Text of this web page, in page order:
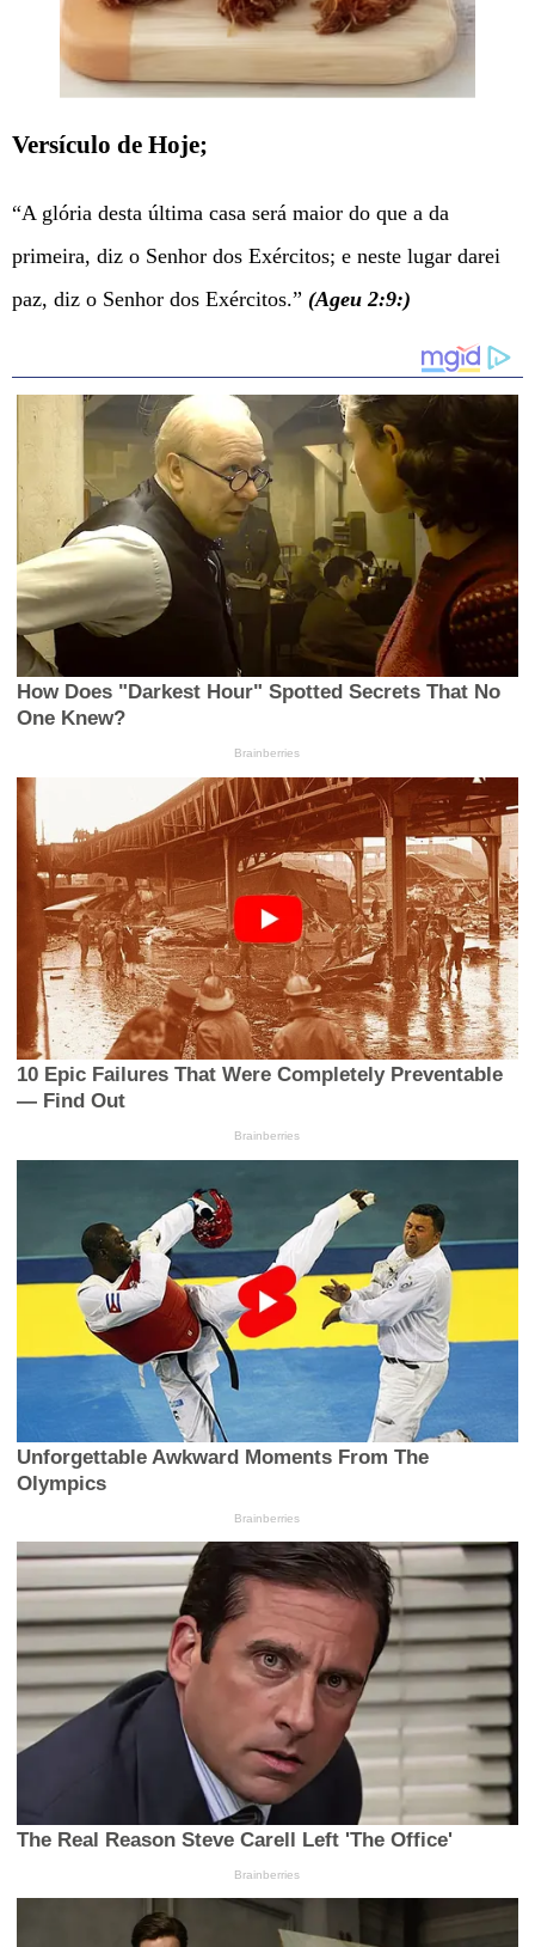
Versículo de Hoje;
“A glória desta última casa será maior do que a da
primeira, diz o Senhor dos Exércitos; e neste lugar darei
paz, diz o Senhor dos Exércitos.” (Ageu 2:9:)